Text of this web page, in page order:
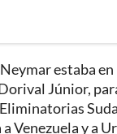
estaba en
Júnior,
Venezuela y a